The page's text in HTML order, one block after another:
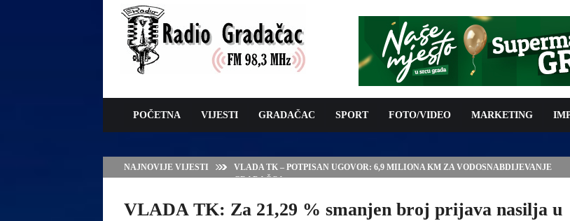
POČETNA VIJESTI GRADAČAC SPORT FOTO/VIDEO MARKETING
NAJNOVIJE VIJESTI
VLADA TK – POTPISAN UGOVOR: 6,9 MILIONA KM ZA VODOSNABDIJEVANJE
GRADAČCA
VLADA TK: Za 21,29 % smanjen broj prijava nasilja u